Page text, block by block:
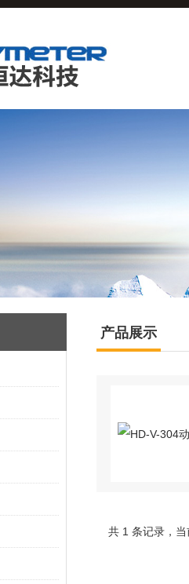
产品展示
共 1 条记录，